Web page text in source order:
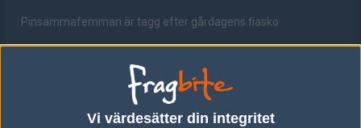
Vi värdesätter din integritet
Pinsammafemman är tagg efter gårdagens fiasko
2008-07-30 12:42